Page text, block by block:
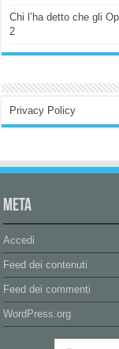
Chi l’ha detto che gli
2
Privacy Policy
Meta
Accedi
Feed dei contenuti
Feed dei commenti
WordPress.org